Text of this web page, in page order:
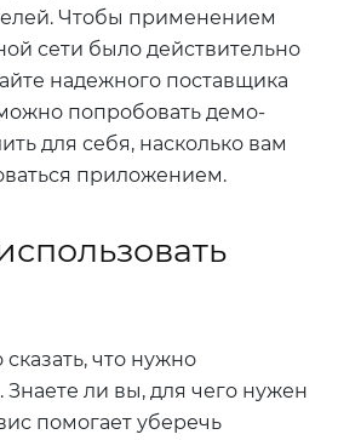
Чтобы применением
сети было действительно
надежного поставщика
можно попробовать демо-
для себя, насколько вам
приложением.
что нужно
Знаете ли вы, для чего нужен
помогает уберечь